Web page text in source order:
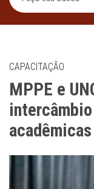
CAPACITAÇÃO
MPPE e
acadêmicas